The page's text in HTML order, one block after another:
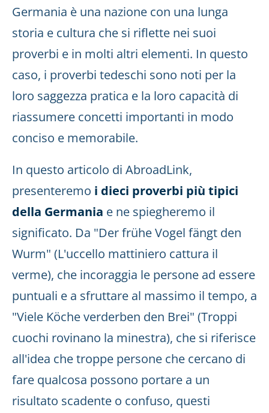
Germania è una nazione con una lunga
storia e cultura che si riflette nei suoi
proverbi e in molti altri elementi. In questo
caso, i proverbi tedeschi sono noti per la
loro saggezza pratica e la loro capacità di
riassumere concetti importanti in modo
conciso e memorabile.
In questo articolo di AbroadLink,
presenteremo i dieci proverbi più tipici
della Germania e ne spiegheremo il
significato. Da "Der frühe Vogel fängt den
Wurm" (L'uccello mattiniero cattura il
verme), che incoraggia le persone ad essere
puntuali e a sfruttare al massimo il tempo, a
"Viele Köche verderben den Brei" (Troppi
cuochi rovinano la minestra), che si riferisce
all'idea che troppe persone che cercano di
fare qualcosa possono portare a un
risultato scadente o confuso, questi